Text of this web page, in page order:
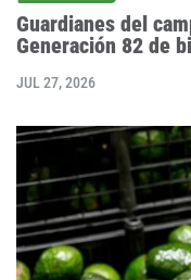
Guardianes del
Generación 82 de
JUL 27, 2026